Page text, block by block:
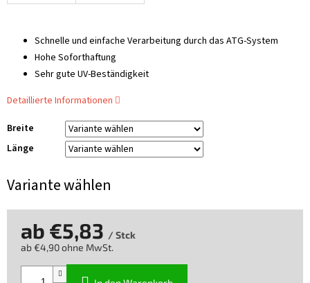
Variante wählen
Breite
Länge
Schnelle und einfache Verarbeitung durch das ATG-System
Hohe Soforthaftung
Sehr gute UV-Beständigkeit
Detaillierte Informationen
ab €5,83 / Stck
ab€4,90ohne MwSt.